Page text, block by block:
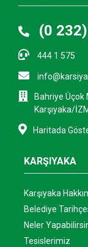
(0
444 1 575
Bahriye Üçok
Karşıyaka/
Haritada
KARŞIYAKA
Karşıyaka
Belediye
Neler
Tesislerimiz